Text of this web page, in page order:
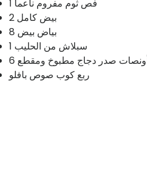
1 فص ثوم مفروم ناعماً
2 بيض كامل
8 بياض بيض
1 سبلاش من الحليب
أونصات صدر دجاج مطبوخ ومقطع
ربع كوب صوص بافلو